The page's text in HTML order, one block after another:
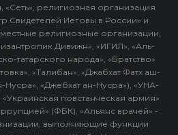
«Сеть», религиозная организация
Свидетелей Иеговы в России» и
религиозные организации,
Дивижн», «ИГИЛ», «Аль-
татарского народа», «Братство»
«Талибан», «Джабхат Фатх аш-
«Джебхат ан-Нусра»), «УНА-
повстанческая армия»
(ФБК), «Альянс врачей» -
выполняющие функции